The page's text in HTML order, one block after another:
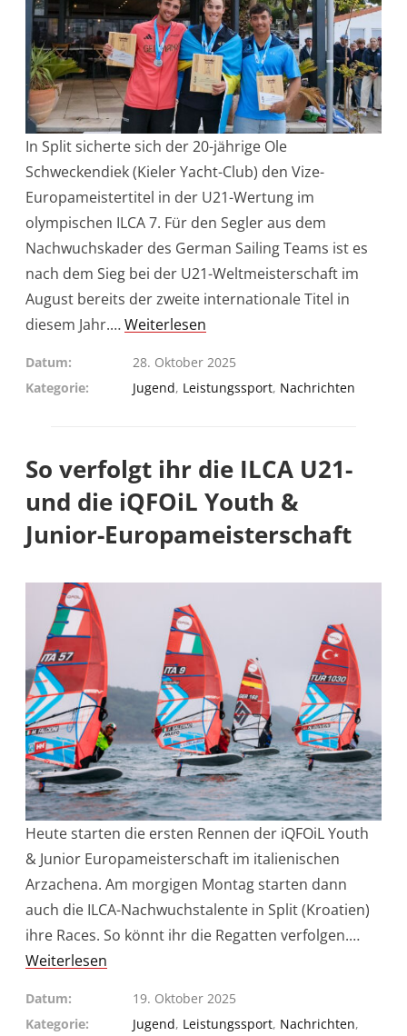
In Split sicherte sich der 20-jährige Ole
Schweckendiek (Kieler Yacht-Club) den Vize-
Europameistertitel in der U21-Wertung im
olympischen ILCA 7. Für den Segler aus dem
Nachwuchskader des German Sailing Teams ist es
nach dem Sieg bei der U21-Weltmeisterschaft im
August bereits der zweite internationale Titel in
diesem Jahr.…Weiterlesen
Datum
28. Oktober 2025
Kategorie
Jugend, Leistungssport, Nachrichten
So verfolgt ihr die ILCA U21-
und die iQFOiL Youth &
Junior-Europameisterschaft
Heute starten die ersten Rennen der iQFOiL Youth
& Junior Europameisterschaft im italienischen
Arzachena. Am morgigen Montag starten dann
auch die ILCA-Nachwuchstalente in Split (Kroatien)
ihre Races. So könnt ihr die Regatten verfolgen.…
Weiterlesen
Datum
19. Oktober 2025
Kategorie
Jugend, Leistungssport, Nachrichten,